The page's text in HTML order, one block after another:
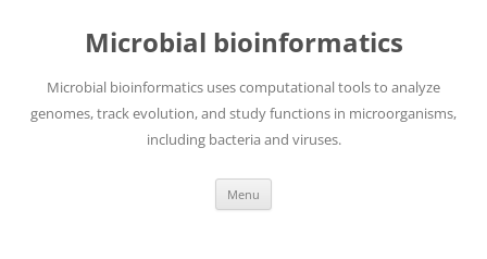
Microbial bioinformatics
Microbial bioinformatics uses computational tools to analyze
genomes, track evolution, and study functions in microorganisms,
including bacteria and viruses.
Menu